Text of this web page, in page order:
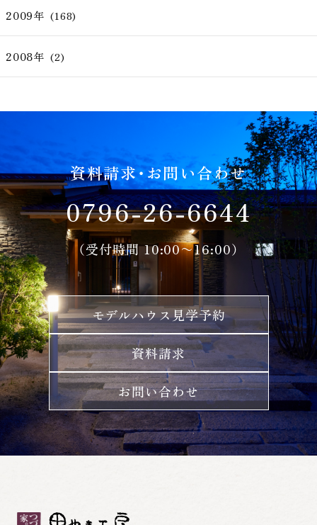
2009年 (168)
2008年 (2)
資料請求・お問い合わせ
0796-26-6644
（受付時間 10:00〜16:00）
モデルハウス見学予約
資料請求
お問い合わせ